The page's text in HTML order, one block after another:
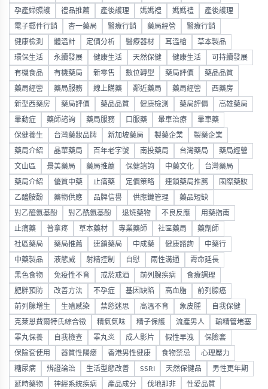
孕產婦照護 禮品推薦 產後護理 媽媽禮 媽媽禮 產後護理
電子郵件行銷 杏一藥局 醫療行銷 藥局經營 醫療行銷
健康檢測 體溫計 定價分析 醫療器材 耳溫槍 草本製品
環保生活 永續發展 健康生活 天然保健 健康生活 可持續發展
有機食品 有機藥局 新零售 數位轉型 藥局評價 藥品品質
藥局經營 藥局服務 線上購藥 鄰近藥局 藥局經營 西藥房
新型西藥房 藥局評價 藥品品質 健康檢測 藥局評價 高雄藥局
暈動症 藥師諮詢 藥局服務 口服藥 暈車治療 暈車藥
保健養生 台灣藥妝品牌 新加坡藥局 製藥企業 製藥企業
藥局介紹 晶華藥局 百年老字號 南投藥局 台灣藥局 藥局經營
文山區 景美藥局 藥局推薦 保健諮詢 中藥文化 台灣藥局
藥局介紹 優質中藥 止痛藥 定價策略 連鎖藥局推薦 國際藥妝
乙醯胺酚 藥物供應 品牌信譽 供應鏈管理 藥品短缺
對乙醯氨基酚 對乙酰氨基酚 退燒藥物 不良反應 用藥指南
止痛藥 普拿疼 草本藥材 專業藥師 社區藥局 藥劑師
社區藥局 藥局推薦 連鎖藥局 中成藥 健康諮詢 中藥行
中藥製品 液態威 射精控制 自慰 兩性溝通 壽命延長
黑色食物 免疫性不育 戒菸戒酒 前列腺疾病 食療調理
肥胖預防 改善方法 不孕症 基因缺陷 高血脂 前列腺癌
前列腺增生 生殖感染 禁慾迷思 高溫不育 象皮腫 自我保健
克萊恩費爾特氏綜合徵 精氣氣味 精子保護 流產男人 輸精管堵塞
睪丸保養 自我檢查 睪丸炎 成人影片 假性早洩 保險套
保險套使用 器質性陽痿 香港男性健康 食物禁忌 心理壓力
糖尿病 辨證論治 生活型態改善 SSRI 天然保健品 男性更年期
延時藥物 神經系統疾病 產品成分 伐地那非 性愛品質